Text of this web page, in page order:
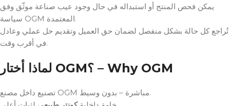
يمكن فحص المنتج أو استبداله في حال وجود عيب صناعة موثّق وفق
سياسة OGM المعتمدة.
تُراجع كل حالة بشكل منفصل لضمان حق العميل وتقديم حل عملي وعادل
في أقرب وقت.
لماذا أختار OGM؟ – Why OGM
تصنيع داخل مصنع OGM مباشرة – بدون وسيط.